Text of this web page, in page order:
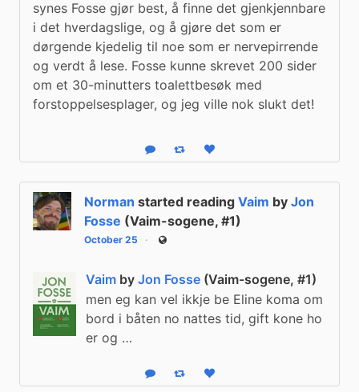
synes Fosse gjør best, å finne det gjenkjennbare
i det hverdagslige, og å gjøre det som er
dørgende kjedelig til noe som er nervepirrende
og verdt å lese. Fosse kunne skrevet 200 sider
om et 30-minutters toalettbesøk med
forstoppelsesplager, og jeg ville nok slukt det!
Reply Boost statusLike status
Norman started reading Vaim by Jon
Fosse (Vaim-sogene, #1)
October 25 Public
Vaim by Jon Fosse (Vaim-sogene, #1)
men eg kan vel ikkje be Eline koma om
bord i båten no nattes tid, gift kone ho
er og …
Reply Boost statusLike status